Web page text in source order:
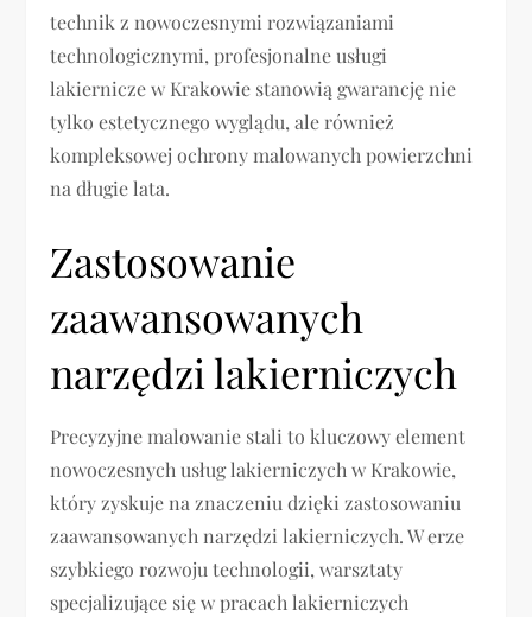
technik z nowoczesnymi rozwiązaniami
technologicznymi, profesjonalne usługi
lakiernicze w Krakowie stanowią gwarancję nie
tylko estetycznego wyglądu, ale również
kompleksowej ochrony malowanych powierzchni
na długie lata.
Zastosowanie
zaawansowanych
narzędzi lakierniczych
Precyzyjne malowanie stali to kluczowy element
nowoczesnych usług lakierniczych w Krakowie,
który zyskuje na znaczeniu dzięki zastosowaniu
zaawansowanych narzędzi lakierniczych. W erze
szybkiego rozwoju technologii, warsztaty
specjalizujące się w pracach lakierniczych